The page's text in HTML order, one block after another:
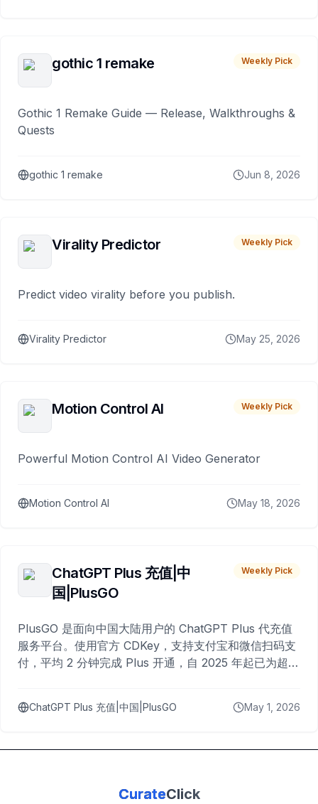
gothic 1 remake Weekly Pick
Gothic 1 Remake Guide — Release, Walkthroughs &
Quests
gothic 1 remake Jun 8, 2026
Virality Predictor Weekly Pick
Predict video virality before you publish.
Virality Predictor May 25, 2026
Motion Control AI Weekly Pick
Powerful Motion Control AI Video Generator
Motion Control AI May 18, 2026
ChatGPT Plus 充值|中
国|PlusGO
Weekly Pick
PlusGO 是面向中国大陆用户的 ChatGPT Plus 代充值
服务平台。使用官方 CDKey，支持支付宝和微信扫码支
付，平均 2 分钟完成 Plus 开通，自 2025 年起已为超过
ChatGPT Plus 充值|中国|PlusGO May 1, 2026
CurateClick